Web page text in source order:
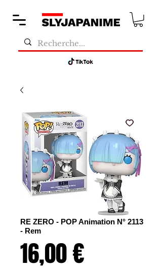
RE ZERO - POP Animation N° 2113
- Rem
16,00 €